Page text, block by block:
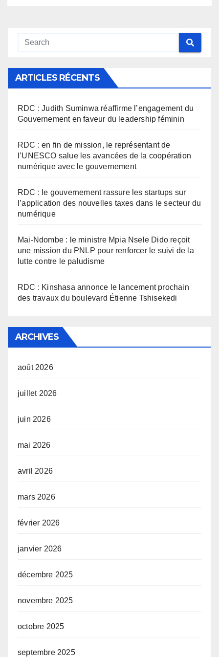
ARTICLES RÉCENTS
RDC : Judith Suminwa réaffirme l’engagement du
Gouvernement en faveur du leadership féminin
RDC : en fin de mission, le représentant de
l’UNESCO salue les avancées de la coopération
numérique avec le gouvernement
RDC : le gouvernement rassure les startups sur
l’application des nouvelles taxes dans le secteur du
numérique
Mai-Ndombe : le ministre Mpia Nsele Dido reçoit
une mission du PNLP pour renforcer le suivi de la
lutte contre le paludisme
RDC : Kinshasa annonce le lancement prochain
des travaux du boulevard Étienne Tshisekedi
ARCHIVES
août 2026
juillet 2026
juin 2026
mai 2026
avril 2026
mars 2026
février 2026
janvier 2026
décembre 2025
novembre 2025
octobre 2025
septembre 2025